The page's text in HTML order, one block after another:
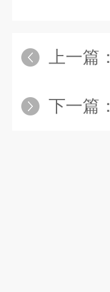
上一篇：
下一篇：